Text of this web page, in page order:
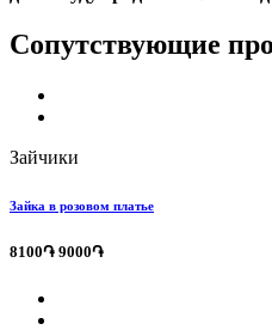
Сопутствующие
Зайчики
Зайка в розовом платье
8100֏ 9000֏